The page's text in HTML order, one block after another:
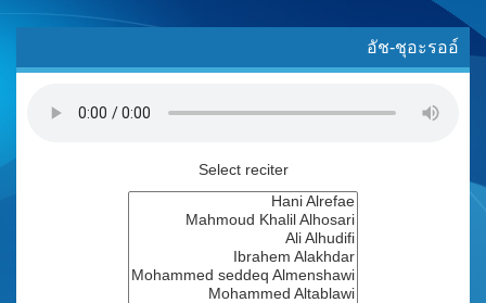
อัช-ชุอะรออ์
Select reciter